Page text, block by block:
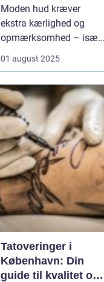
Moden hud kræver
ekstra kærlighed og
opmærksomhed – især
Med alderen bliver
og mister sin naturlige
elasticitet, hvilket gør
den mere modtagelig o...
01 august 2025
Tatoveringer i
København: Din
guide til kvalitet og